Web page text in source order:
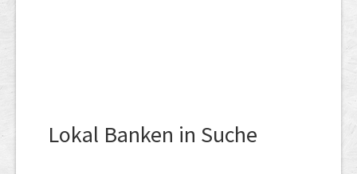
Lokal Banken in Suche